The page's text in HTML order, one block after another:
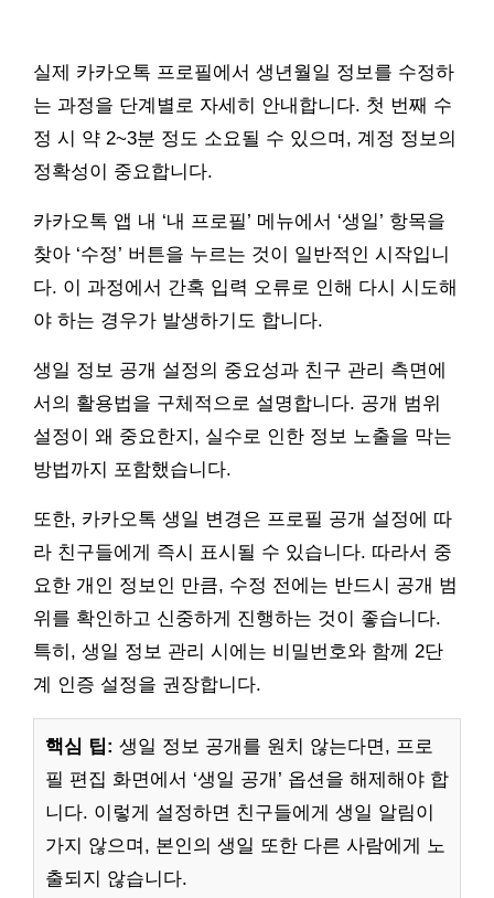
실제 카카오톡 프로필에서 생년월일 정보를 수정하
는 과정을 단계별로 자세히 안내합니다. 첫 번째 수
정 시 약 2~3분 정도 소요될 수 있으며, 계정 정보의
정확성이 중요합니다.
카카오톡 앱 내 ‘내 프로필’ 메뉴에서 ‘생일’ 항목을
찾아 ‘수정’ 버튼을 누르는 것이 일반적인 시작입니
다. 이 과정에서 간혹 입력 오류로 인해 다시 시도해
야 하는 경우가 발생하기도 합니다.
생일 정보 공개 설정의 중요성과 친구 관리 측면에
서의 활용법을 구체적으로 설명합니다. 공개 범위
설정이 왜 중요한지, 실수로 인한 정보 노출을 막는
방법까지 포함했습니다.
또한, 카카오톡 생일 변경은 프로필 공개 설정에 따
라 친구들에게 즉시 표시될 수 있습니다. 따라서 중
요한 개인 정보인 만큼, 수정 전에는 반드시 공개 범
위를 확인하고 신중하게 진행하는 것이 좋습니다.
특히, 생일 정보 관리 시에는 비밀번호와 함께 2단
계 인증 설정을 권장합니다.
핵심 팁: 생일 정보 공개를 원치 않는다면, 프로
필 편집 화면에서 ‘생일 공개’ 옵션을 해제해야 합
니다. 이렇게 설정하면 친구들에게 생일 알림이
가지 않으며, 본인의 생일 또한 다른 사람에게 노
출되지 않습니다.